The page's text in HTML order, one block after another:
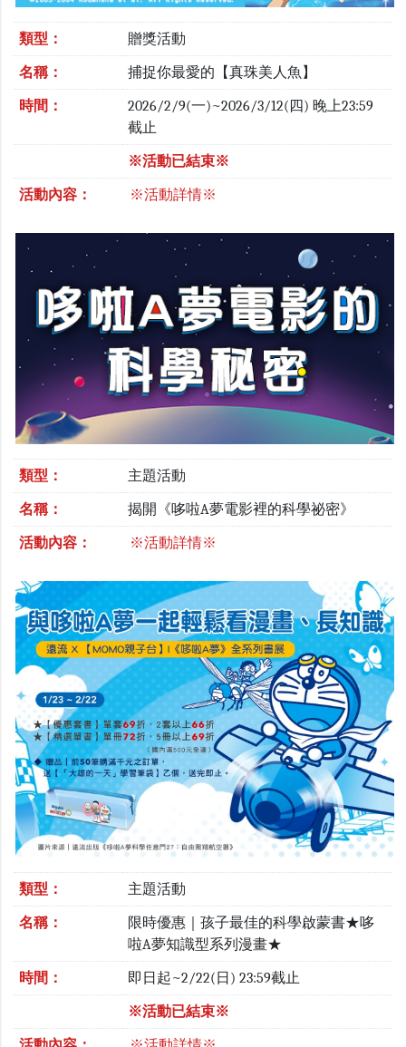
類型： 贈獎活動
名稱： 捕捉你最愛的【真珠美人魚】
時間：
2026/2/9(一)~2026/3/12(四) 晚上23:59
截止
※活動已結束※
活動內容： ※活動詳情※
類型： 主題活動
名稱： 揭開《哆啦A夢電影裡的科學祕密》
活動內容： ※活動詳情※
類型： 主題活動
名稱：
限時優惠｜孩子最佳的科學啟蒙書★哆
啦A夢知識型系列漫畫★
時間： 即日起~2/22(日) 23:59截止
※活動已結束※